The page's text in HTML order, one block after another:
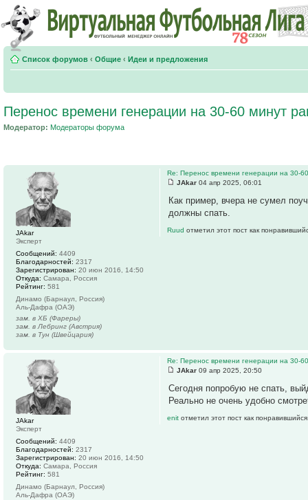
Список форумов ‹ Общие ‹ Идеи и предложения
Перенос времени генерации на 30-60 минут
Модератор: Модераторы форума
Re: Перенос времени генерации на 30-
JAkar 04 апр 2025, 06:01
Как пример, вчера не сумел
должны спать.
Ruud отметил этот пост как
JAkar
Эксперт
Сообщений: 4409
Благодарностей: 2317
Зарегистрирован: 20 июн 2016, 14:50
Откуда: Самара, Россия
Рейтинг: 581
Динамо (Барнаул, Россия)
Аль-Дафра (ОАЭ)
зам. в ХБ (Фареры)
зам. в Лебринг (Австрия)
зам. в Тун (Швейцария)
Re: Перенос времени генерации на 30-
JAkar 09 апр 2025, 20:50
Сегодня попробую не спать,
Реально не очень удобно
enit отметил этот пост как
JAkar
Эксперт
Сообщений: 4409
Благодарностей: 2317
Зарегистрирован: 20 июн 2016, 14:50
Откуда: Самара, Россия
Рейтинг: 581
Динамо (Барнаул, Россия)
Аль-Дафра (ОАЭ)